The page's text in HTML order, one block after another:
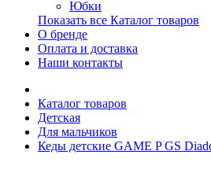
Юбки
Показать все Каталог товаров
О бренде
Оплата и доставка
Наши контакты
Каталог товаров
Детская
Для мальчиков
Кеды детские GAME P GS